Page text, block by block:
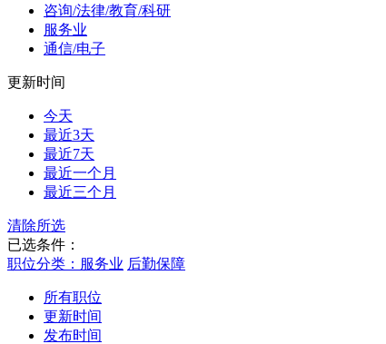
咨询/法律/教育/科研
服务业
通信/电子
更新时间
今天
最近3天
最近7天
最近一个月
最近三个月
清除所选
已选条件：
职位分类：服务业 后勤保障
所有职位
更新时间
发布时间